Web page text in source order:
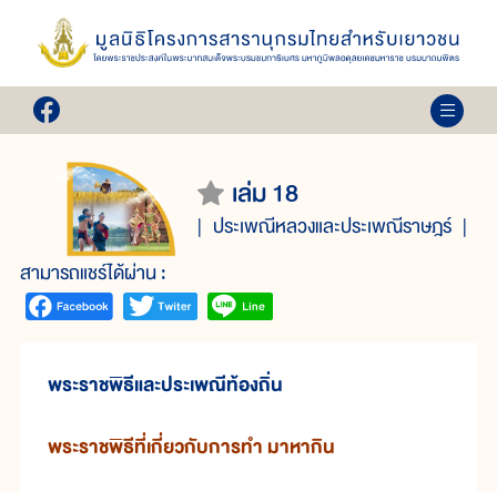
เล่ม 18
ประเพณีหลวงและประเพณีราษฎร์
สามารถแชร์ได้ผ่าน :
พระราชพิธีและประเพณีท้องถิ่น
พระราชพิธีที่เกี่ยวกับการทำ มาหากิน